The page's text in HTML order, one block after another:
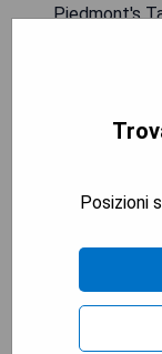
Piedmont's
struttura
trova a 9
- Campo da
- Centro
- Ristoranti
- Servizio
Posizioni